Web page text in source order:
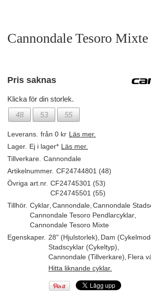
Cannondale Tesoro Mixte
Pris saknas
Klicka för din storlek.
48
53 55
Leverans. från 0 kr Läs mer.
Lager. Ej i lager* Läs mer.
Tillverkare. Cannondale
Artikelnummer. CF24744801 (48)
Övriga art.nr. CF24745301 (53)
CF24745501 (55)
Tillhör. Cyklar Cannondale Cannondale
Cannondale Tesoro Pendlarcyklar
Cannondale Tesoro Mixte
Egenskaper. 28" (Hjulstorlek) Dam
Stadscyklar (Cykeltyp)
Cannondale (Tillverkare) Flera
Hitta liknande cyklar.